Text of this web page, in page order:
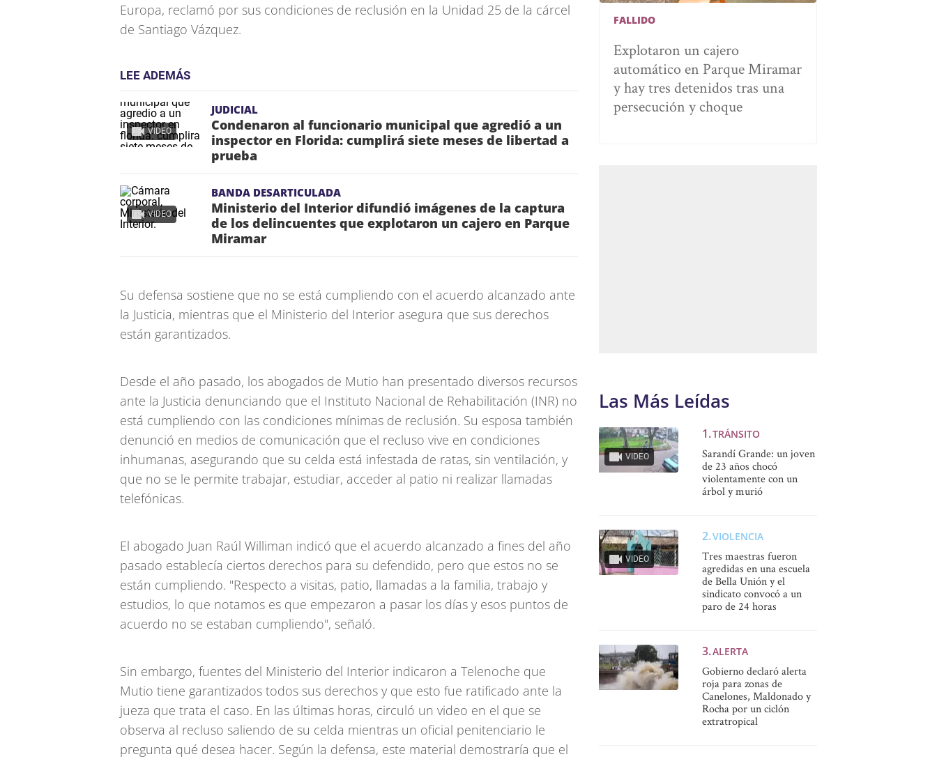
Europa, reclamó por sus condiciones de reclusión en la Unidad 25 de la cárcel
de Santiago Vázquez.
LEE ADEMÁS
VIDEO
JUDICIAL
Condenaron al funcionario municipal que agredió a un
inspector en Florida: cumplirá siete meses de libertad a
prueba
VIDEO
BANDA DESARTICULADA
Ministerio del Interior difundió imágenes de la captura
de los delincuentes que explotaron un cajero en Parque
Miramar
Su defensa sostiene que no se está cumpliendo con el acuerdo alcanzado ante
la Justicia, mientras que el Ministerio del Interior asegura que sus derechos
están garantizados.
Desde el año pasado, los abogados de Mutio han presentado diversos recursos
ante la Justicia denunciando que el Instituto Nacional de Rehabilitación (INR) no
está cumpliendo con las condiciones mínimas de reclusión. Su esposa también
denunció en medios de comunicación que el recluso vive en condiciones
inhumanas, asegurando que su celda está infestada de ratas, sin ventilación, y
que no se le permite trabajar, estudiar, acceder al patio ni realizar llamadas
telefónicas.
El abogado Juan Raúl Williman indicó que el acuerdo alcanzado a fines del año
pasado establecía ciertos derechos para su defendido, pero que estos no se
están cumpliendo. "Respecto a visitas, patio, llamadas a la familia, trabajo y
estudios, lo que notamos es que empezaron a pasar los días y esos puntos de
acuerdo no se estaban cumpliendo", señaló.
Sin embargo, fuentes del Ministerio del Interior indicaron a Telenoche que
Mutio tiene garantizados todos sus derechos y que esto fue ratificado ante la
jueza que trata el caso. En las últimas horas, circuló un video en el que se
observa al recluso saliendo de su celda mientras un oficial penitenciario le
pregunta qué desea hacer. Según la defensa, este material demostraría que el
FALLIDO
Explotaron un cajero
automático en Parque Miramar
y hay tres detenidos tras una
persecución y choque
Las Más Leídas
VIDEO
TRÁNSITO
Sarandí Grande: un joven
de 23 años chocó
violentamente con un
árbol y murió
VIDEO
VIOLENCIA
Tres maestras fueron
agredidas en una escuela
de Bella Unión y el
sindicato convocó a un
paro de 24 horas
ALERTA
Gobierno declaró alerta
roja para zonas de
Canelones, Maldonado y
Rocha por un ciclón
extratropical